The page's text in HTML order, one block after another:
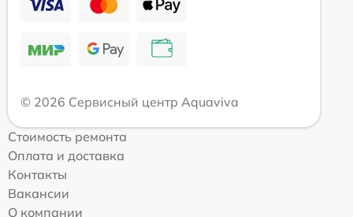
© 2026 Сервисный центр Aquaviva
Стоимость ремонта
Оплата и доставка
Контакты
Вакансии
О компании